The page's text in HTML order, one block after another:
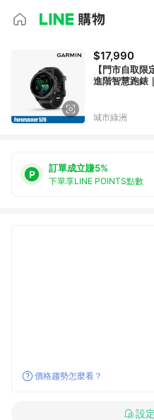
$17,990
【門市自取
進階智慧跑錶
城市綠洲
訂單成立賺5%
下單享LINE POINTS點數
價格趨勢怎麼看？
設